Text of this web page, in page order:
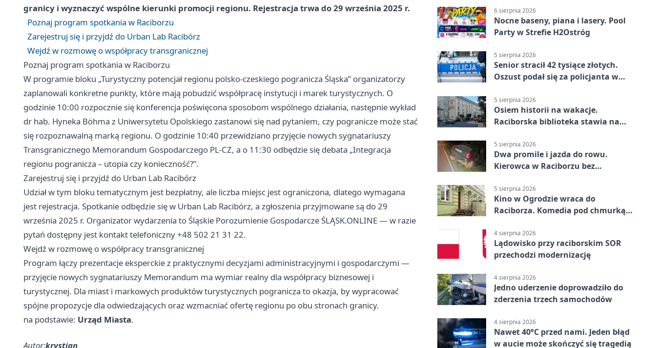
granicy i wyznaczyć wspólne kierunki promocji regionu. Rejestracja trwa do 29 września 2025 r.
Poznaj program spotkania w Raciborzu
Zarejestruj się i przyjdź do Urban Lab Racibórz
Wejdź w rozmowę o współpracy transgranicznej
Poznaj program spotkania w Raciborzu
W programie bloku „Turystyczny potencjał regionu polsko-czeskiego pogranicza Śląska” organizatorzy
zaplanowali konkretne punkty, które mają pobudzić współpracę instytucji i marek turystycznych. O
godzinie 10:00 rozpocznie się konferencja poświęcona sposobom wspólnego działania, następnie wykład
dr hab. Hyneka Böhma z Uniwersytetu Opolskiego zastanowi się nad pytaniem, czy pogranicze może stać
się rozpoznawalną marką regionu. O godzinie 10:40 przewidziano przyjęcie nowych sygnatariuszy
Transgranicznego Memorandum Gospodarczego PL-CZ, a o 11:30 odbędzie się debata „Integracja
regionu pogranicza – utopia czy konieczność?”.
Zarejestruj się i przyjdź do Urban Lab Racibórz
Udział w tym bloku tematycznym jest bezpłatny, ale liczba miejsc jest ograniczona, dlatego wymagana
jest rejestracja. Spotkanie odbędzie się w Urban Lab Racibórz, a zgłoszenia przyjmowane są do 29
września 2025 r. Organizator wydarzenia to Śląskie Porozumienie Gospodarcze ŚLĄSK.ONLINE — w razie
pytań dostępny jest kontakt telefoniczny +48 502 21 31 22.
Wejdź w rozmowę o współpracy transgranicznej
Program łączy prezentacje eksperckie z praktycznymi decyzjami administracyjnymi i gospodarczymi —
przyjęcie nowych sygnatariuszy Memorandum ma wymiar realny dla współpracy biznesowej i
turystycznej. Dla miast i markowych produktów turystycznych pogranicza to okazja, by wypracować
spójne propozycje dla odwiedzających oraz wzmacniać ofertę regionu po obu stronach granicy.
na podstawie: Urząd Miasta.
Autor:krystian
6 sierpnia 2026
Nocne baseny, piana i lasery. Pool
Party w Strefie H2Ostróg
5 sierpnia 2026
Senior stracił 42 tysiące złotych.
Oszust podał się za policjanta w
5 sierpnia 2026
Osiem historii na wakacje.
Raciborska biblioteka stawia na
5 sierpnia 2026
Dwa promile i jazda do rowu.
Kierowca w Raciborzu bez
5 sierpnia 2026
Kino w Ogrodzie wraca do
Raciborza. Komedia pod chmurką
4 sierpnia 2026
Lądowisko przy raciborskim SOR
przechodzi modernizację
4 sierpnia 2026
Jedno uderzenie doprowadziło do
zderzenia trzech samochodów
4 sierpnia 2026
Nawet 40°C przed nami. Jeden błąd
w aucie może skończyć się tragedią